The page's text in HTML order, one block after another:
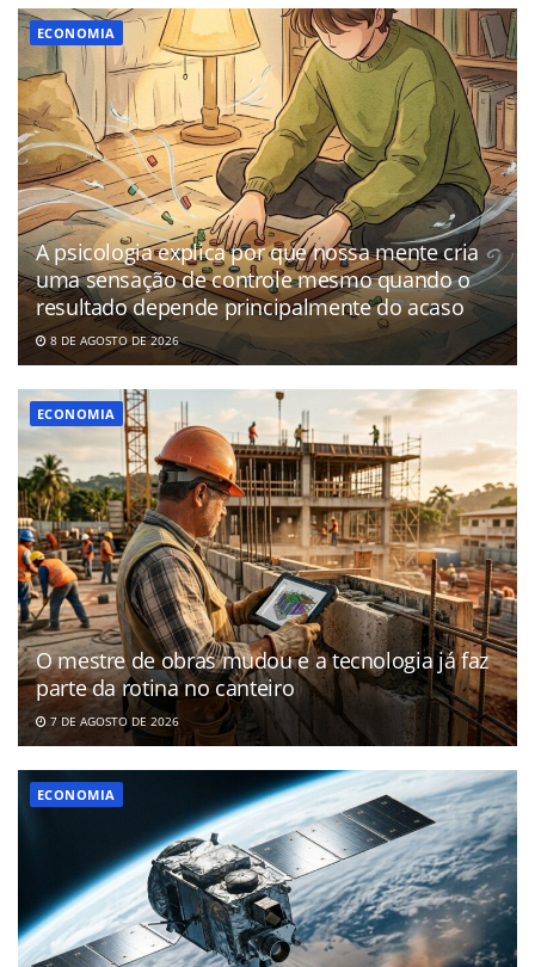
ECONOMIA
A psicologia explica por que nossa mente cria
uma sensação de controle mesmo quando o
resultado depende principalmente do acaso
8 DE AGOSTO DE 2026
ECONOMIA
O mestre de obras mudou e a tecnologia já faz
parte da rotina no canteiro
7 DE AGOSTO DE 2026
ECONOMIA